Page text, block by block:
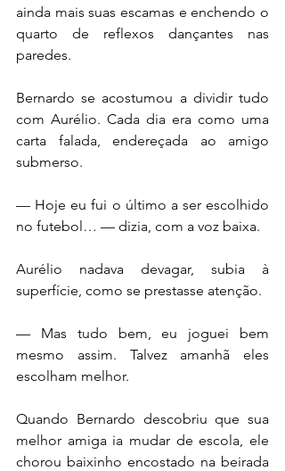
ainda mais suas escamas e enchendo o
quarto de reflexos dançantes nas
paredes.
Bernardo se acostumou a dividir tudo
com Aurélio. Cada dia era como uma
carta falada, endereçada ao amigo
submerso.
— Hoje eu fui o último a ser escolhido
no futebol… — dizia, com a voz baixa.
Aurélio nadava devagar, subia à
superfície, como se prestasse atenção.
— Mas tudo bem, eu joguei bem
mesmo assim. Talvez amanhã eles
escolham melhor.
Quando Bernardo descobriu que sua
melhor amiga ia mudar de escola, ele
chorou baixinho encostado na beirada